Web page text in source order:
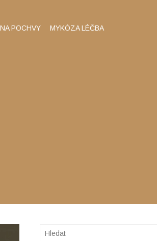
POCHVY MYKÓZA LÉČBA